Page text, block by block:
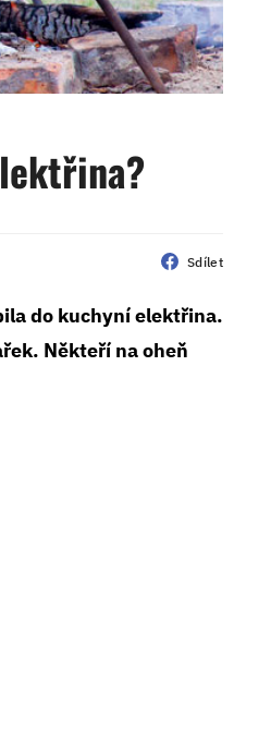
Sdílet
do kuchyní elektřina.
Někteří na oheň